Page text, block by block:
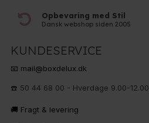
Opbevaring med Stil
Dansk webshop siden 2005
KUNDESERVICE
📧 mail@boxdelux.dk
☎️ 50 44 68 00 - Hverdage 9.00-12.00
🚚 Fragt & levering